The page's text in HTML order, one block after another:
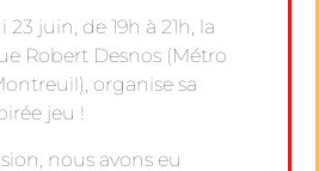
23 juin, de 19h à 21h, la
Robert Desnos (Métro
organise sa
jeu !
nous avons eu